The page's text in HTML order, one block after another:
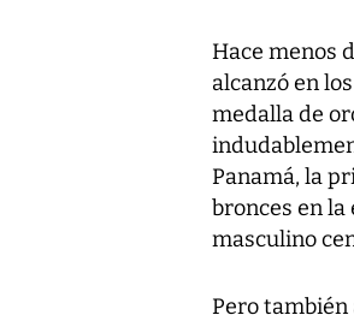
Hace menos
alcanzó en
medalla de
Panamá, la
bronces en la
masculino
Pero también